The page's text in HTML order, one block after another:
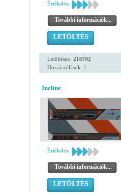
Értékelés:
További információk...
LETÖLTÉS
Letöltések: 218702
Hozzászólások: 1
Incline
Értékelés:
További információk...
LETÖLTÉS